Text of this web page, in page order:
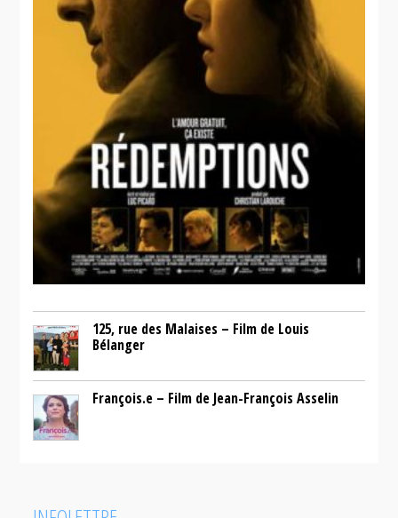
125, rue des Malaises – Film de Louis
Bélanger
François.e – Film de Jean-François Asselin